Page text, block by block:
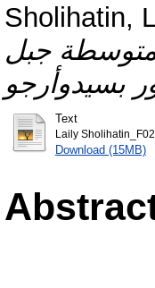
Sholihatin,
جبل
Text
Laily
Download (15MB)